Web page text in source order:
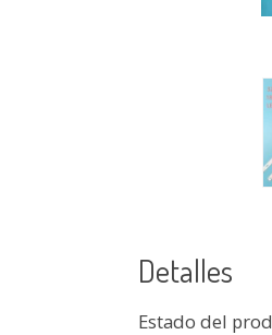
Detalles
Estado del